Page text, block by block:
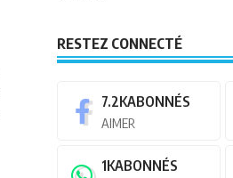
RESTEZ CONNECTÉ
7.2KABONNÉS
AIMER
1KABONNÉS